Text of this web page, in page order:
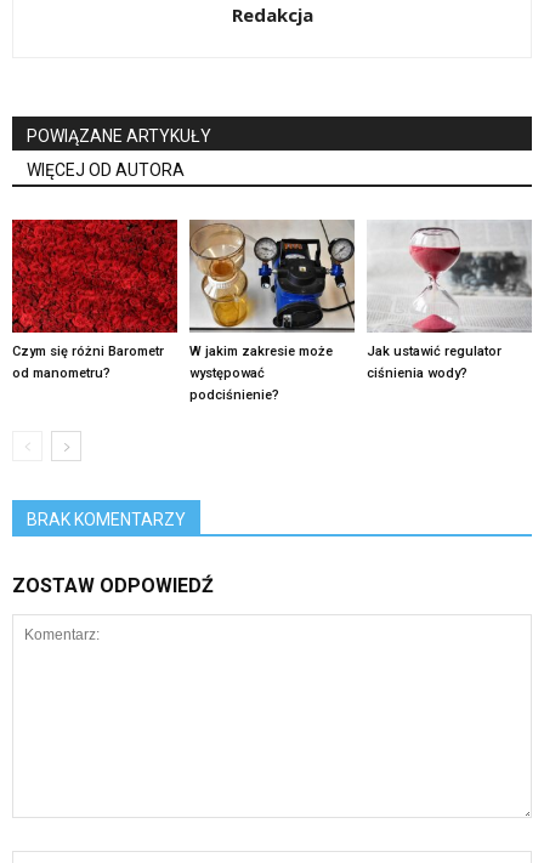
Redakcja
POWIĄZANE ARTYKUŁY
WIĘCEJ OD AUTORA
Czym się różni Barometr
od manometru?
W jakim zakresie może
występować
podciśnienie?
Jak ustawić regulator
ciśnienia wody?
BRAK KOMENTARZY
ZOSTAW ODPOWIEDŹ